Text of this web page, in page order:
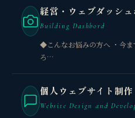
経営・ウェブダッシ
Building Dashbord
◆こんなお悩みの方へ ・今
ろ…
個人ウェブサイト制作
Website Design and